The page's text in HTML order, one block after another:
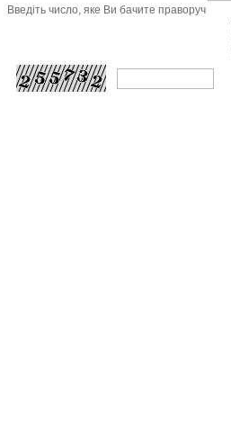
Введіть число, яке Ви бачите праворуч